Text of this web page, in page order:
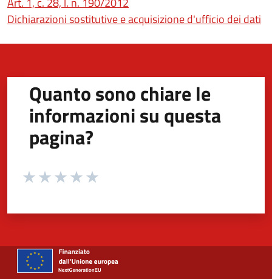
Dichiarazioni sostitutive e acquisizione d'ufficio dei dati
Quanto sono chiare le
informazioni su questa
pagina?
Valuta da 1 a 5 stelle la pagina